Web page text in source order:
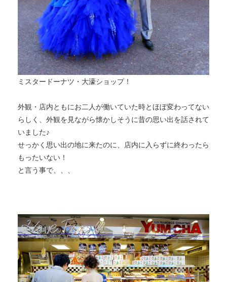
ミスタードーナツ・大濠ショップ！
外観・店内ともにお二人が働いていた時とほぼ変わってない
らしく、外観を見ながら懐かしそうに昔の思い出を話されて
いました♪
せっかく思い出の地に来たのに、店内に入らずに終わったら
もったいない！
と言う事で、、、